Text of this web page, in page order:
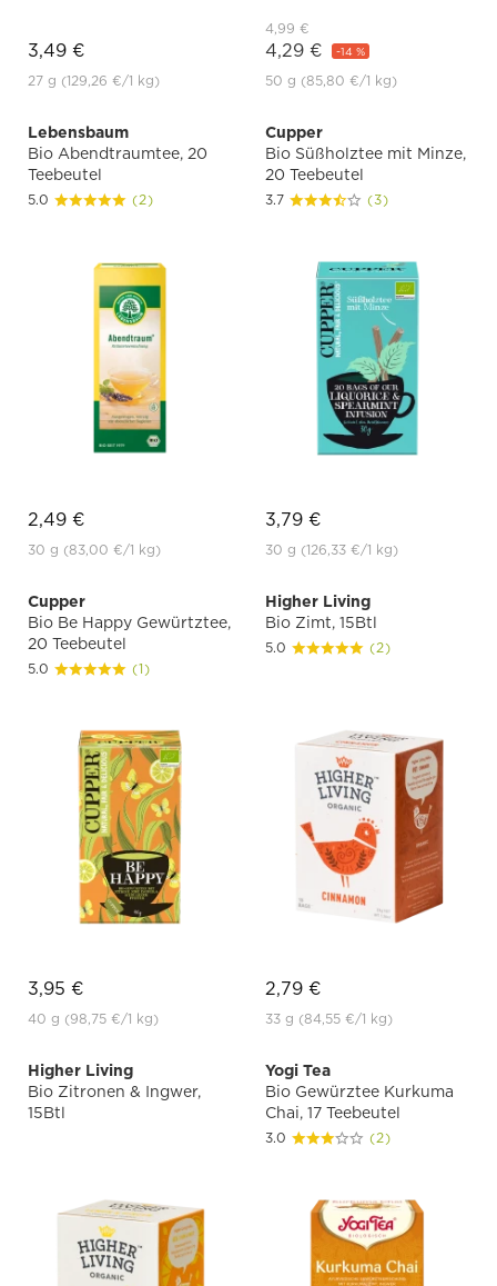
3,49 €
27 g (129,26 €/1 kg)
4,99 €
4,29 € -14 %
50 g (85,80 €/1 kg)
Lebensbaum
Bio Abendtraumtee, 20
Teebeutel
5.0 (2)
2,49 €
30 g (83,00 €/1 kg)
Cupper
Bio Süßholztee mit Minze,
20 Teebeutel
3.7 (3)
3,79 €
30 g (126,33 €/1 kg)
Cupper
Bio Be Happy Gewürtztee,
20 Teebeutel
5.0 (1)
3,95 €
40 g (98,75 €/1 kg)
Higher Living
Bio Zimt, 15Btl
5.0 (2)
2,79 €
33 g (84,55 €/1 kg)
Higher Living
Bio Zitronen & Ingwer,
15Btl
Yogi Tea
Bio Gewürztee Kurkuma
Chai, 17 Teebeutel
3.0 (2)